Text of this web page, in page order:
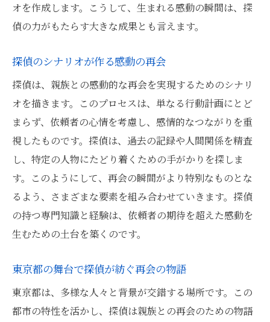
オを作成します。こうして、生まれる感動の瞬間は、探
偵の力がもたらす大きな成果とも言えます。
探偵のシナリオが作る感動の再会
探偵は、親族との感動的な再会を実現するためのシナリ
オを描きます。このプロセスは、単なる行動計画にとど
まらず、依頼者の心情を考慮し、感情的なつながりを重
視したものです。探偵は、過去の記録や人間関係を精査
し、特定の人物にたどり着くための手がかりを探しま
す。このようにして、再会の瞬間がより特別なものとな
るよう、さまざまな要素を組み合わせていきます。探偵
の持つ専門知識と経験は、依頼者の期待を超えた感動を
生むための土台を築くのです。
東京都の舞台で探偵が紡ぐ再会の物語
東京都は、多様な人々と背景が交錯する場所です。この
都市の特性を活かし、探偵は親族との再会のための物語